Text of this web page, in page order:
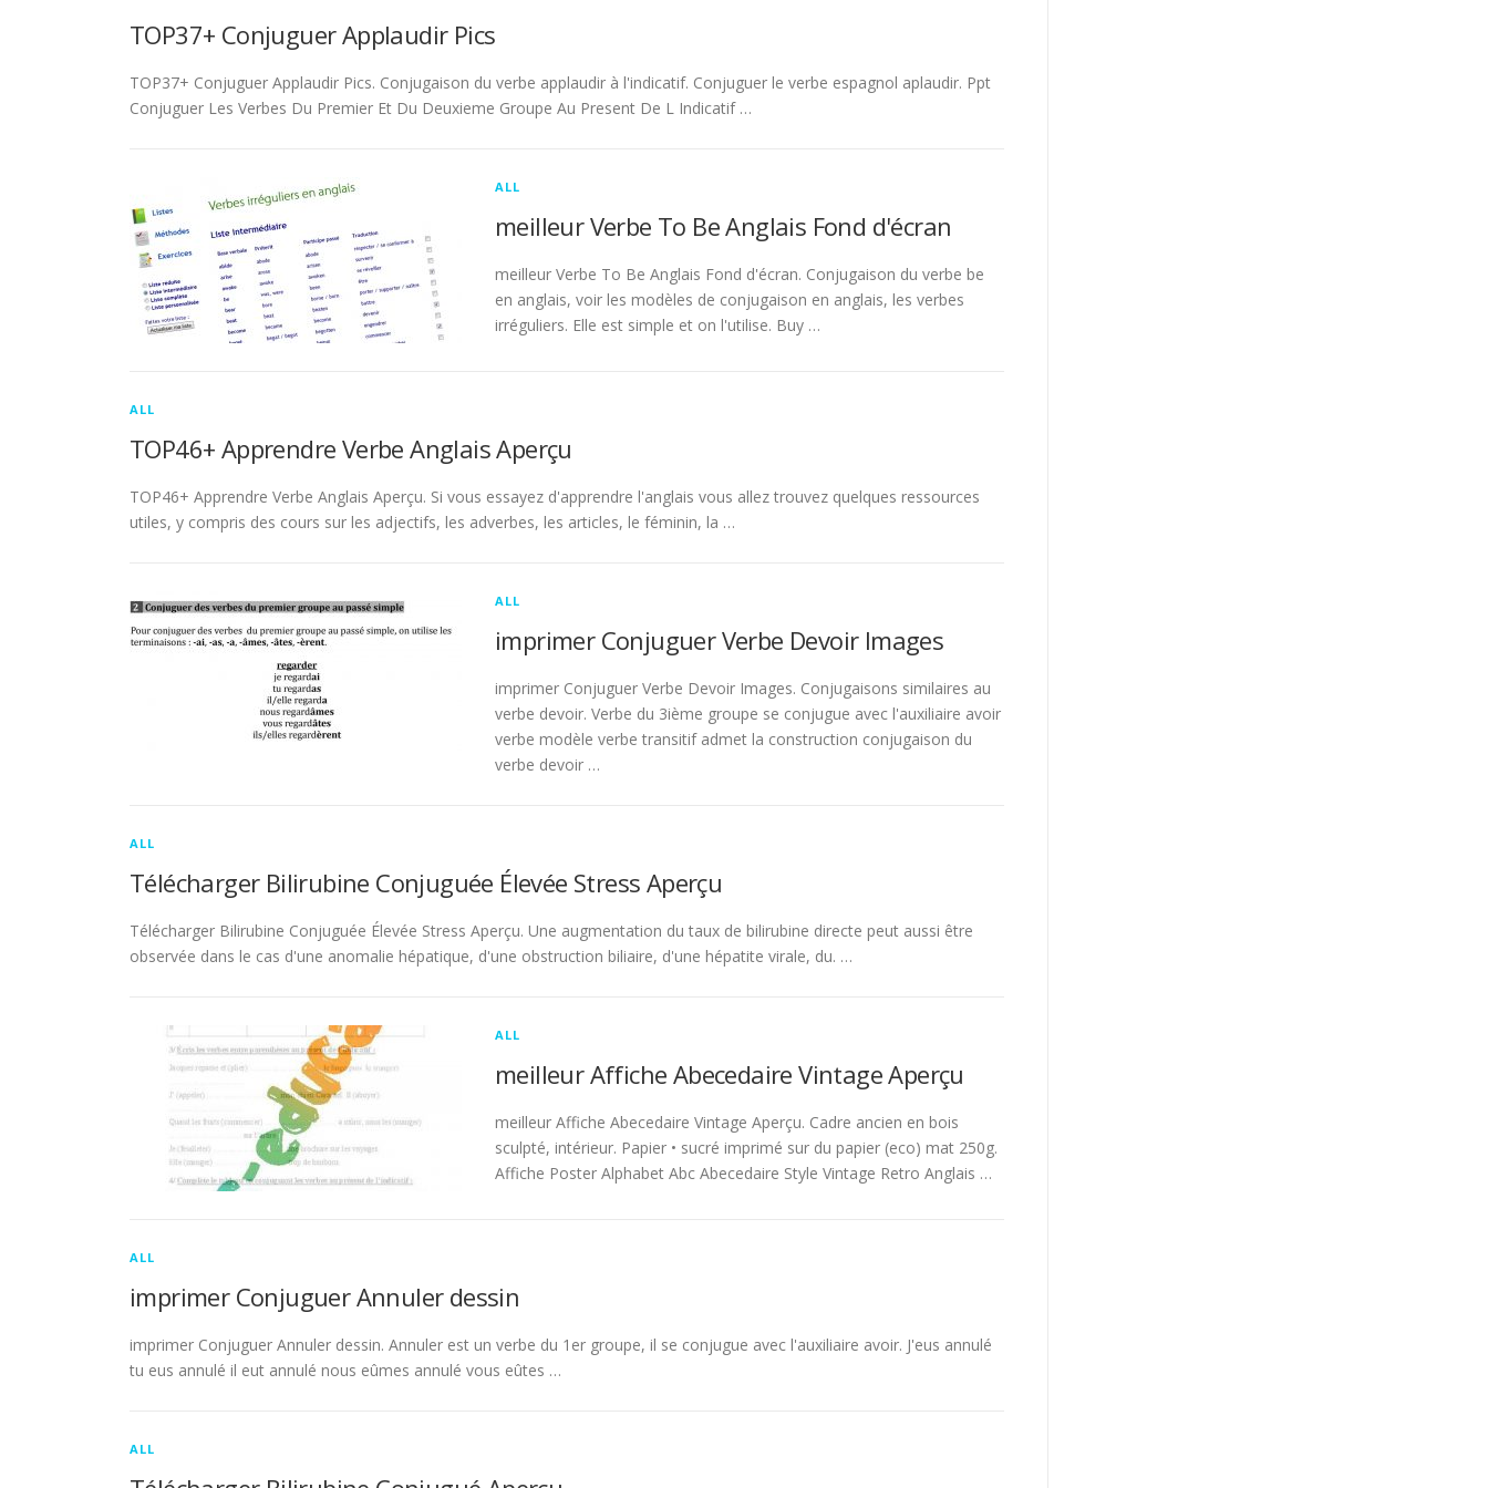
TOP37+ Conjuguer Applaudir Pics
TOP37+ Conjuguer Applaudir Pics. Conjugaison du verbe applaudir à l'indicatif. Conjuguer le verbe espagnol aplaudir. Ppt
Conjuguer Les Verbes Du Premier Et Du Deuxieme Groupe Au Present De L Indicatif …
ALL
meilleur Verbe To Be Anglais Fond d'écran
meilleur Verbe To Be Anglais Fond d'écran. Conjugaison du verbe be
en anglais, voir les modèles de conjugaison en anglais, les verbes
irréguliers. Elle est simple et on l'utilise. Buy …
ALL
TOP46+ Apprendre Verbe Anglais Aperçu
TOP46+ Apprendre Verbe Anglais Aperçu. Si vous essayez d'apprendre l'anglais vous allez trouvez quelques ressources
utiles, y compris des cours sur les adjectifs, les adverbes, les articles, le féminin, la …
ALL
imprimer Conjuguer Verbe Devoir Images
imprimer Conjuguer Verbe Devoir Images. Conjugaisons similaires au
verbe devoir. Verbe du 3ième groupe se conjugue avec l'auxiliaire avoir
verbe modèle verbe transitif admet la construction conjugaison du
verbe devoir …
ALL
Télécharger Bilirubine Conjuguée Élevée Stress Aperçu
Télécharger Bilirubine Conjuguée Élevée Stress Aperçu. Une augmentation du taux de bilirubine directe peut aussi être
observée dans le cas d'une anomalie hépatique, d'une obstruction biliaire, d'une hépatite virale, du. …
ALL
meilleur Affiche Abecedaire Vintage Aperçu
meilleur Affiche Abecedaire Vintage Aperçu. Cadre ancien en bois
sculpté, intérieur. Papier • sucré imprimé sur du papier (eco) mat 250g.
Affiche Poster Alphabet Abc Abecedaire Style Vintage Retro Anglais …
ALL
imprimer Conjuguer Annuler dessin
imprimer Conjuguer Annuler dessin. Annuler est un verbe du 1er groupe, il se conjugue avec l'auxiliaire avoir. J'eus annulé
tu eus annulé il eut annulé nous eûmes annulé vous eûtes …
ALL